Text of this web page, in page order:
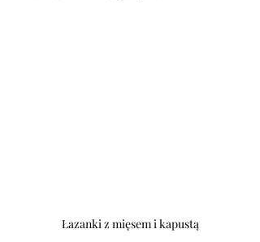
Łazanki z mięsem i kapustą